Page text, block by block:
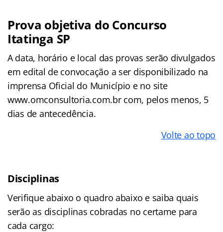
Prova objetiva do Concurso
Itatinga SP
A data, horário e local das provas serão divulgados
em edital de convocação a ser disponibilizado na
imprensa Oficial do Município e no site
www.omconsultoria.com.br com, pelos menos, 5
dias de antecedência.
Volte ao topo
Disciplinas
Verifique abaixo o quadro abaixo e saiba quais
serão as disciplinas cobradas no certame para
cada cargo: